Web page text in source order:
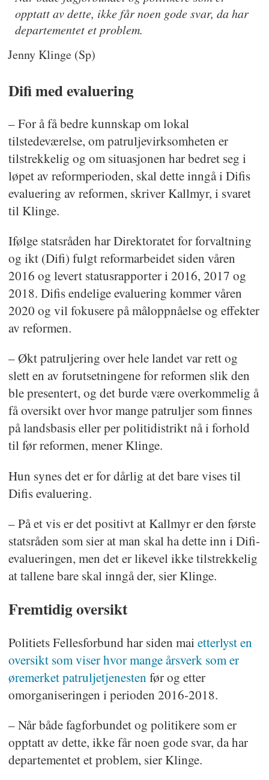
opptatt av dette, ikke får noen gode svar, da har
departementet et problem.
Jenny Klinge (Sp)
Difi med evaluering
– For å få bedre kunnskap om lokal
tilstedeværelse, om patruljevirksomheten er
tilstrekkelig og om situasjonen har bedret seg i
løpet av reformperioden, skal dette inngå i Difis
evaluering av reformen, skriver Kallmyr, i svaret
til Klinge.
Ifølge statsråden har Direktoratet for forvaltning
og ikt (Difi) fulgt reformarbeidet siden våren
2016 og levert statusrapporter i 2016, 2017 og
2018. Difis endelige evaluering kommer våren
2020 og vil fokusere på måloppnåelse og effekter
av reformen.
– Økt patruljering over hele landet var rett og
slett en av forutsetningene for reformen slik den
ble presentert, og det burde være overkommelig å
få oversikt over hvor mange patruljer som finnes
på landsbasis eller per politidistrikt nå i forhold
til før reformen, mener Klinge.
Hun synes det er for dårlig at det bare vises til
Difis evaluering.
– På et vis er det positivt at Kallmyr er den første
statsråden som sier at man skal ha dette inn i Difi-
evalueringen, men det er likevel ikke tilstrekkelig
at tallene bare skal inngå der, sier Klinge.
Fremtidig oversikt
Politiets Fellesforbund har siden mai etterlyst en
oversikt som viser hvor mange årsverk som er
øremerket patruljetjenesten før og etter
omorganiseringen i perioden 2016-2018.
– Når både fagforbundet og politikere som er
opptatt av dette, ikke får noen gode svar, da har
departementet et problem, sier Klinge.